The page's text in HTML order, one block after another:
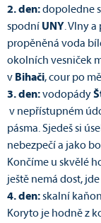
2. den:dopoledne
spodní UNY. Vlny
propěněná voda
okolních vesniček
v Bihači, cour po
3. den:vodopády
v nepřístupném
pásma. Sjedeš si
nebezpečí a jako
Končíme u skvělé
ještě nemá dost,
4. den:skalní kaňon
Koryto je hodně z